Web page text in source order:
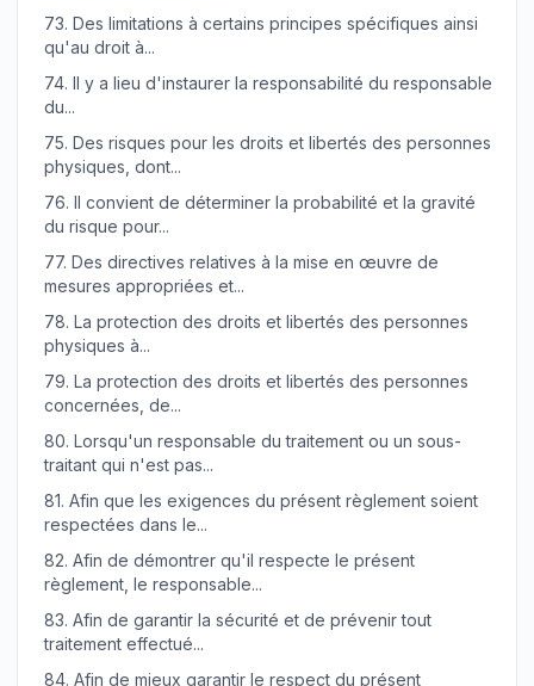
73. Des limitations à certains principes spécifiques ainsi
qu'au droit à...
74. Il y a lieu d'instaurer la responsabilité du responsable
du...
75. Des risques pour les droits et libertés des personnes
physiques, dont...
76. Il convient de déterminer la probabilité et la gravité
du risque pour...
77. Des directives relatives à la mise en œuvre de
mesures appropriées et...
78. La protection des droits et libertés des personnes
physiques à...
79. La protection des droits et libertés des personnes
concernées, de...
80. Lorsqu'un responsable du traitement ou un sous-
traitant qui n'est pas...
81. Afin que les exigences du présent règlement soient
respectées dans le...
82. Afin de démontrer qu'il respecte le présent
règlement, le responsable...
83. Afin de garantir la sécurité et de prévenir tout
traitement effectué...
84. Afin de mieux garantir le respect du présent